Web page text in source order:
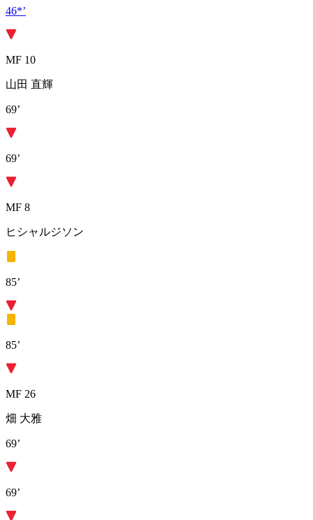
46*’
MF 10
山田 直輝
69’
69’
MF 8
ヒシャルジソン
85’
85’
MF 26
畑 大雅
69’
69’